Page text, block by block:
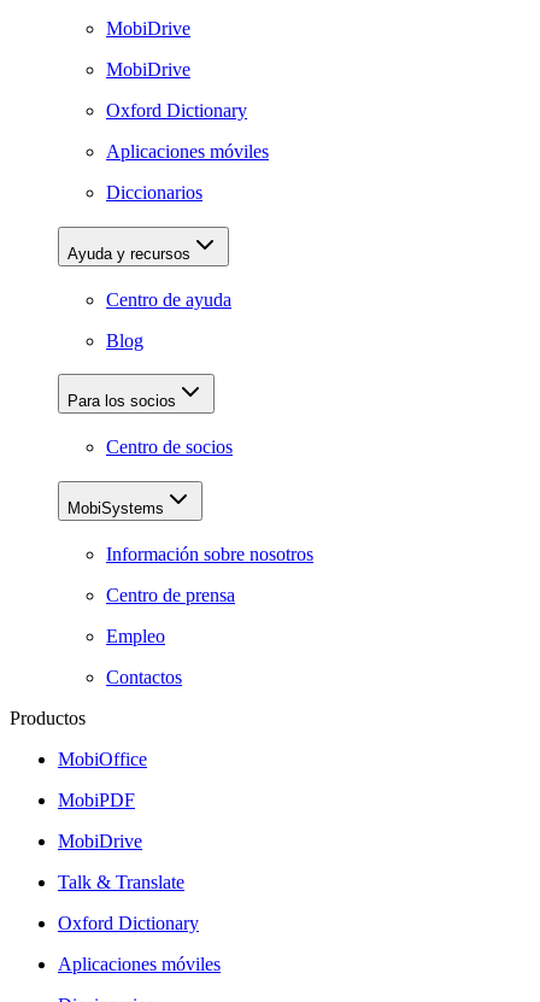
MobiDrive
MobiDrive
Oxford Dictionary
Aplicaciones móviles
Diccionarios
Ayuda y recursos
Centro de ayuda
Blog
Para los socios
Centro de socios
MobiSystems
Información sobre nosotros
Centro de prensa
Empleo
Contactos
Productos
MobiOffice
MobiPDF
MobiDrive
Talk & Translate
Oxford Dictionary
Aplicaciones móviles